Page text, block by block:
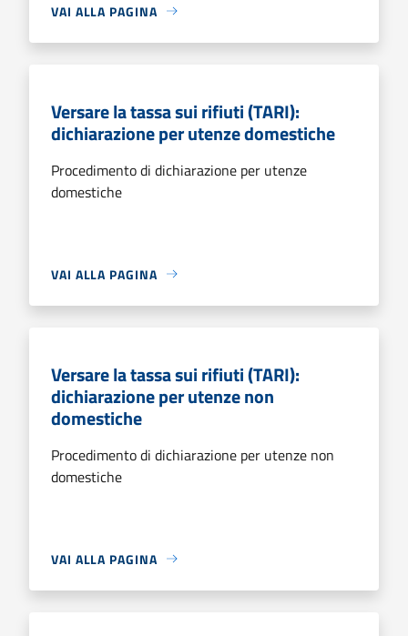
VAI ALLA PAGINA
Versare la tassa sui rifiuti (TARI):
dichiarazione per utenze domestiche
Procedimento di dichiarazione per utenze
domestiche
VAI ALLA PAGINA
Versare la tassa sui rifiuti (TARI):
dichiarazione per utenze non
domestiche
Procedimento di dichiarazione per utenze non
domestiche
VAI ALLA PAGINA